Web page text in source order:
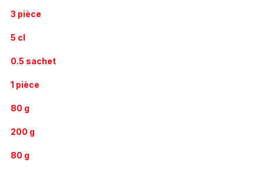
3 pièce
5 cl
0.5 sachet
1 pièce
80 g
200 g
80 g